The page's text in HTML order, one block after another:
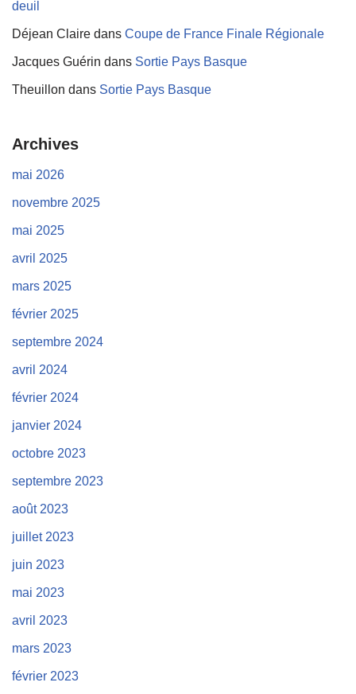
deuil
Déjean Claire dans Coupe de France Finale Régionale
Jacques Guérin dans Sortie Pays Basque
Theuillon dans Sortie Pays Basque
Archives
mai 2026
novembre 2025
mai 2025
avril 2025
mars 2025
février 2025
septembre 2024
avril 2024
février 2024
janvier 2024
octobre 2023
septembre 2023
août 2023
juillet 2023
juin 2023
mai 2023
avril 2023
mars 2023
février 2023